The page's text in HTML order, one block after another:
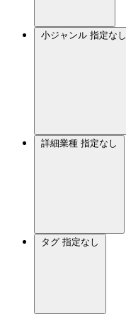
小ジャンル 指定なし
詳細業種 指定なし
タグ 指定なし